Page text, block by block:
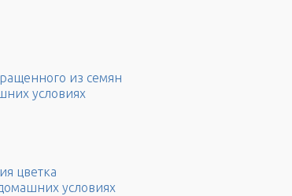
из семян
условиях
цветка
условиях